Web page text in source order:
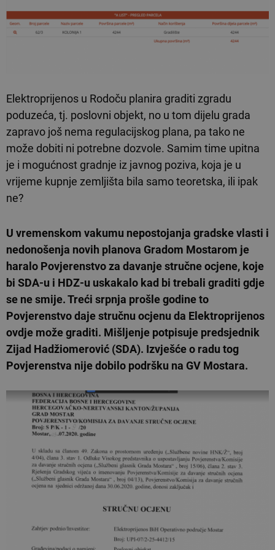
Elektroprijenos u Rodoču planira graditi zgradu
poduzeća, tj. poslovni objekt, no u tom dijelu grada
zapravo još nema regulacijskog plana, pa tako ne
može dobiti ni potrebne dozvole. Samim time upitna
je i mogućnost gradnje iz javnog poziva, koja je u
vrijeme kupnje zemljišta bila samo teoretska, ili ipak
ne?
U vremenskom vakumu nepostojanja gradske vlasti i
nedonošenja novih planova Gradom Mostarom je
haralo Povjerenstvo za davanje stručne ocjene, koje
bi SDA-u i HDZ-u uskakalo kad bi trebali graditi gdje
se ne smije. Treći srpnja prošle godine to
Povjerenstvo daje stručnu ocjenu da Elektroprijenos
ovdje može graditi. Mišljenje potpisuje predsjednik
Zijad Hadžiomerović (SDA). Izvješće o radu tog
Povjerenstva nije dobilo podršku na GV Mostara.